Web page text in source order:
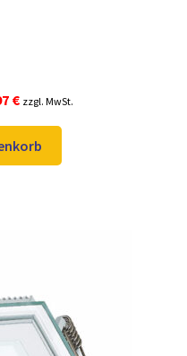
€Aktueller
ist:
29,97 €.
zzgl. MwSt.